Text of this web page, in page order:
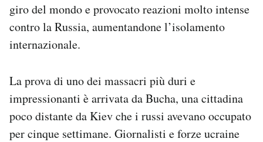
giro del mondo e provocato reazioni molto intense
contro la Russia, aumentandone l’isolamento
internazionale.
La prova di uno dei massacri più duri e
impressionanti è arrivata da Bucha, una cittadina
poco distante da Kiev che i russi avevano occupato
per cinque settimane. Giornalisti e forze ucraine